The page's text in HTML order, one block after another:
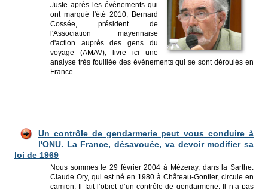
Juste après les événements qui
ont marqué l'été 2010, Bernard
Cossée, président de
l'Association mayennaise
d'action auprès des gens du
voyage (AMAV), livre ici une
analyse très fouillée des événements qui se sont déroulés en
France.
Un contrôle de gendarmerie peut vous conduire à
l'ONU. La France, désavouée, va devoir modifier sa
loi de 1969
Nous sommes le 29 février 2004 à Mézeray, dans la Sarthe.
Claude Ory, qui est né en 1980 à Château-Gontier, circule en
camion. Il fait l’objet d’un contrôle de gendarmerie. Il n’a pas